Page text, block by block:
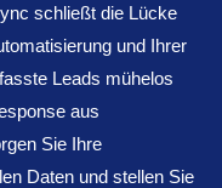
schließt die Lücke
und Ihrer
Leads mühelos
aus
Sie Ihre
Daten und stellen Sie